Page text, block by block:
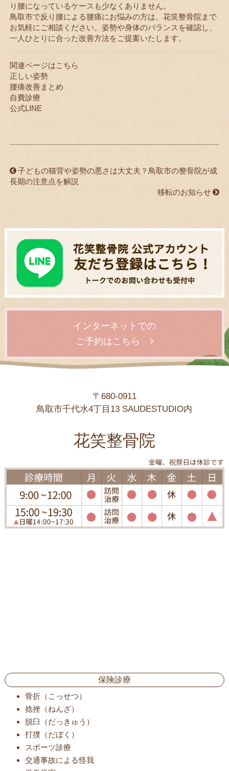
り腰になっているケースも少なくありません。
鳥取市で反り腰による腰痛にお悩みの方は、花笑整骨院まで
お気軽にご相談ください。姿勢や身体のバランスを確認し、
一人ひとりに合った改善方法をご提案いたします。
関連ページはこちら
正しい姿勢
腰痛改善まとめ
自費診療
公式LINE
子どもの猫背や姿勢の悪さは大丈夫？鳥取市の整骨院が成
長期の注意点を解説
移転のお知らせ
インターネットでの
ご予約はこちら
〒680-0911
鳥取市千代水4丁目13 SAUDESTUDIO内
花笑整骨院
保険診療
骨折（こっせつ）
捻挫（ねんざ）
脱臼（だっきゅう）
打撲（だぼく）
スポーツ診療
交通事故による怪我